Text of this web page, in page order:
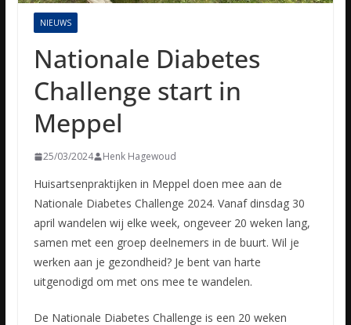
NIEUWS
Nationale Diabetes
Challenge start in
Meppel
25/03/2024 Henk Hagewoud
Huisartsenpraktijken in Meppel doen mee aan de
Nationale Diabetes Challenge 2024. Vanaf dinsdag 30
april wandelen wij elke week, ongeveer 20 weken lang,
samen met een groep deelnemers in de buurt. Wil je
werken aan je gezondheid? Je bent van harte
uitgenodigd om met ons mee te wandelen.
De Nationale Diabetes Challenge is een 20 weken